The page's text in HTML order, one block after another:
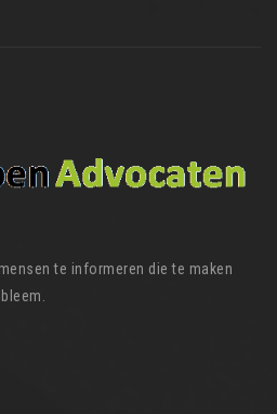
te informeren die te maken